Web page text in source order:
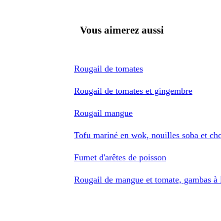
Vous aimerez aussi
Rougail de tomates
Rougail de tomates et gingembre
Rougail mangue
Tofu mariné en wok, nouilles soba et
Fumet d'arêtes de poisson
Rougail de mangue et tomate, gambas à